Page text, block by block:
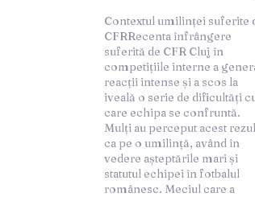
Contextul umilinței suferite
CFRRecenta înfrângere
suferită de CFR Cluj în
competițiile interne a
reacții intense și a scos la
iveală o serie de dificultăți
care echipa se confruntă.
Mulți au perceput acest
ca pe o umilință, având în
vedere așteptările mari și
statutul echipei în fotbalul
românesc. Meciul care a
declanșat această criză a
marcat de numeroase greșeli
individuale și colective,
punând în evidență lipsa
coeziune și de pregătire a
jucătorilor. În plus,
a reușit să valorifice punctele
slabe tactice ale
rezultând un rezultat
dezamăgitor pentru suporterii